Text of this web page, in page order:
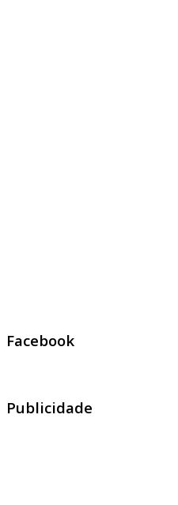
Facebook
Publicidade